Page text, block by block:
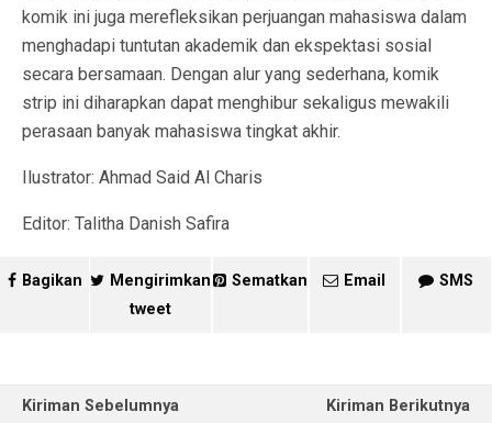
komik ini juga merefleksikan perjuangan mahasiswa dalam
menghadapi tuntutan akademik dan ekspektasi sosial
secara bersamaan. Dengan alur yang sederhana, komik
strip ini diharapkan dapat menghibur sekaligus mewakili
perasaan banyak mahasiswa tingkat akhir.
Ilustrator: Ahmad Said Al Charis
Editor: Talitha Danish Safira
Bagikan
Mengirimkan
tweet
Sematkan Email SMS
Kiriman Sebelumnya
Kiriman Berikutnya